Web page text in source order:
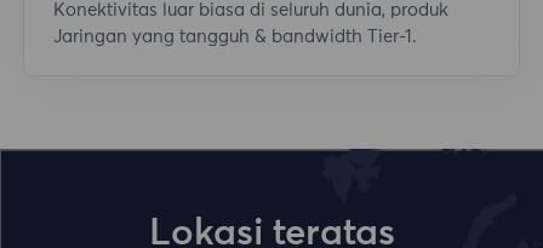
Konektivitas luar biasa di seluruh dunia, produk
Jaringan yang tangguh & bandwidth Tier-1.
Lokasi teratas